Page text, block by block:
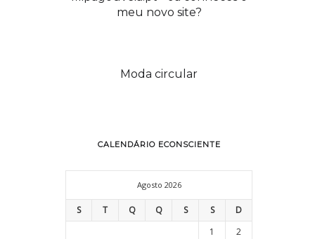
meu novo site?
Moda circular
CALENDÁRIO ECONSCIENTE
Agosto 2026
S T Q Q S S
D
1
2